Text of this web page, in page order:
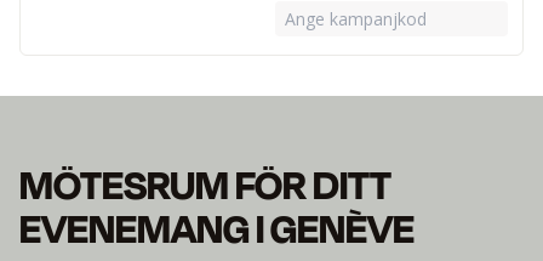
Ange kampanjkod
MÖTESRUM FÖR DITT
EVENEMANG I GENÈVE